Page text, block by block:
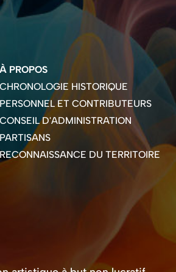
À PROPOS
CHRONOLOGIE HISTORIQUE
PERSONNEL ET CONTRIBUTEURS
CONSEIL D'ADMINISTRATION
PARTISANS
RECONNAISSANCE DU TERRITOIRE